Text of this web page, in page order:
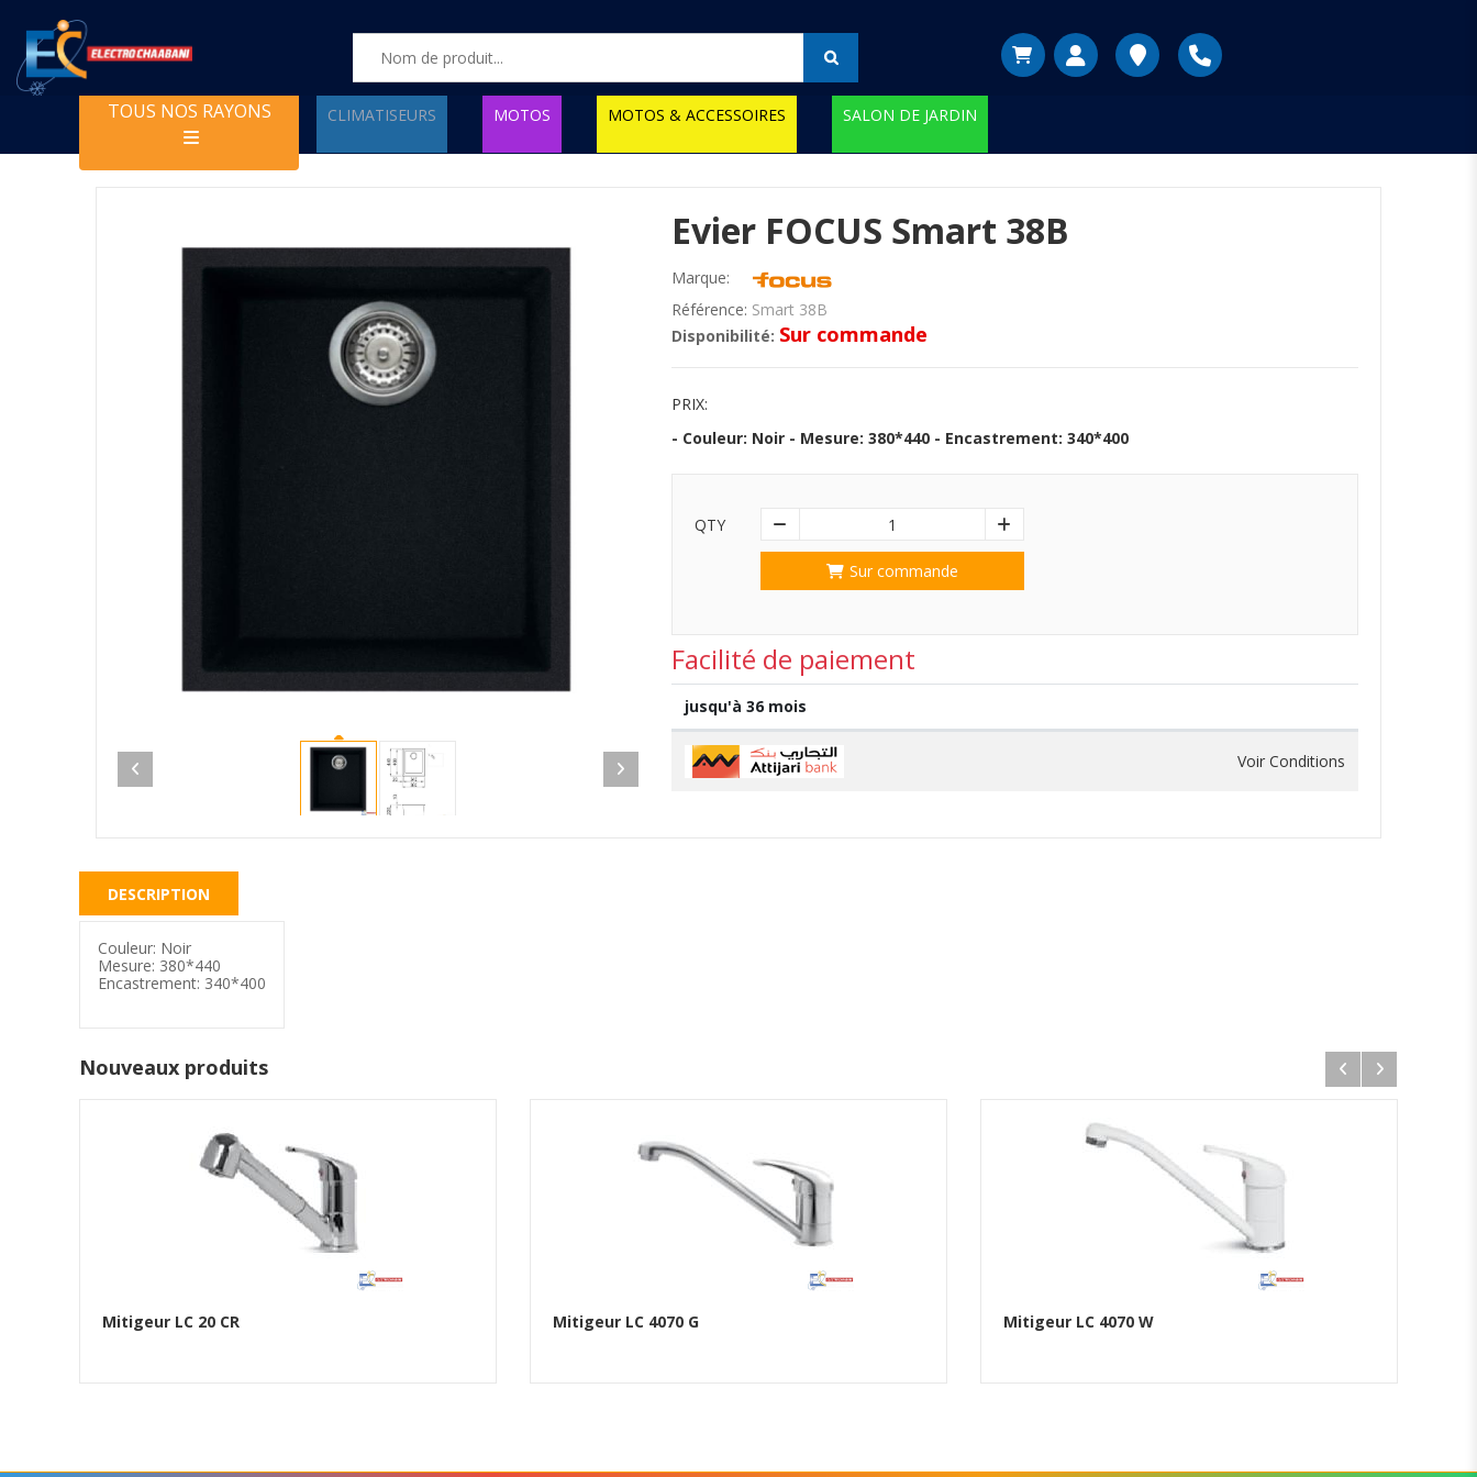
TOUS NOS RAYONS CLIMATISEURS MOTOS MOTOS & ACCESSOIRES SALON DE JARDIN
Evier FOCUS Smart 38B
Marque:
Référence: Smart 38B
Disponibilité: Sur commande
PRIX:
- Couleur: Noir - Mesure: 380*440 - Encastrement: 340*400
QTY 1
Sur commande
Facilité de paiement
jusqu'à 36 mois
Voir Conditions
DESCRIPTION
Couleur: Noir
Mesure: 380*440
Encastrement: 340*400
Nouveaux produits
Mitigeur LC 20 CR
Mitigeur LC 4070 G
Mitigeur LC 4070 W